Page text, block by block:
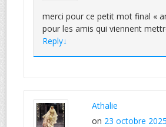
merci pour ce petit mot final «
pour les amis qui viennent
Reply↓
Athalie
on 23 octobre